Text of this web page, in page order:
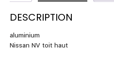
DESCRIPTION
aluminium
Nissan NV toit haut